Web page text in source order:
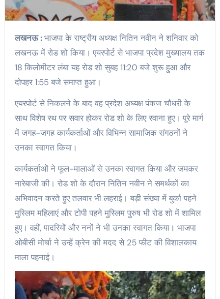
लखनऊ :भाजपा के राष्ट्रीय अध्यक्ष नितिन नवीन ने शनिवार को
लखनऊ में रोड शो किया। एयरपोर्ट से भाजपा प्रदेश मुख्यालय तक
18 किलोमीटर लंबा यह रोड शो सुबह 11:20 बजे शुरू हुआ और
दोपहर 1:55 बजे समाप्त हुआ।
एयरपोर्ट से निकलने के बाद वह प्रदेश अध्यक्ष पंकज चौधरी के
साथ विशेष रथ पर सवार होकर रोड शो के लिए रवाना हुए। पूरे मार्ग
में जगह-जगह कार्यकर्ताओं और विभिन्न सामाजिक संगठनों ने
उनका स्वागत किया।
कार्यकर्ताओं ने फूल-मालाओं से उनका स्वागत किया और जमकर
नारेबाजी की। रोड शो के दौरान नितिन नवीन ने समर्थकों का
अभिवादन करते हुए तलवार भी लहराई। बड़ी संख्या में बुर्का पहने
मुस्लिम महिलाएं और टोपी पहने मुस्लिम पुरुष भी रोड शो में शामिल
हुए। वहीं, पादरियों और ननों ने भी उनका स्वागत किया। भाजपा
ओबीसी मोर्चा ने उन्हें क्रेन की मदद से 25 फीट की विशालकाय
माला पहनाई।